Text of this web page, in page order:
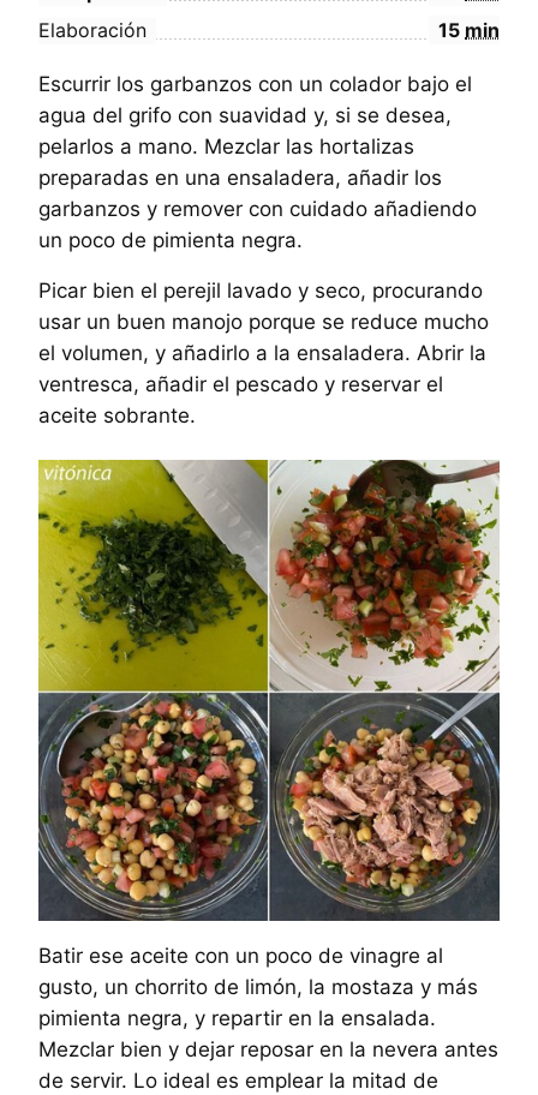
Elaboración
15 min
Escurrir los garbanzos con un colador bajo el
agua del grifo con suavidad y, si se desea,
pelarlos a mano. Mezclar las hortalizas
preparadas en una ensaladera, añadir los
garbanzos y remover con cuidado añadiendo
un poco de pimienta negra.
Picar bien el perejil lavado y seco, procurando
usar un buen manojo porque se reduce mucho
el volumen, y añadirlo a la ensaladera. Abrir la
ventresca, añadir el pescado y reservar el
aceite sobrante.
Batir ese aceite con un poco de vinagre al
gusto, un chorrito de limón, la mostaza y más
pimienta negra, y repartir en la ensalada.
Mezclar bien y dejar reposar en la nevera antes
de servir. Lo ideal es emplear la mitad de